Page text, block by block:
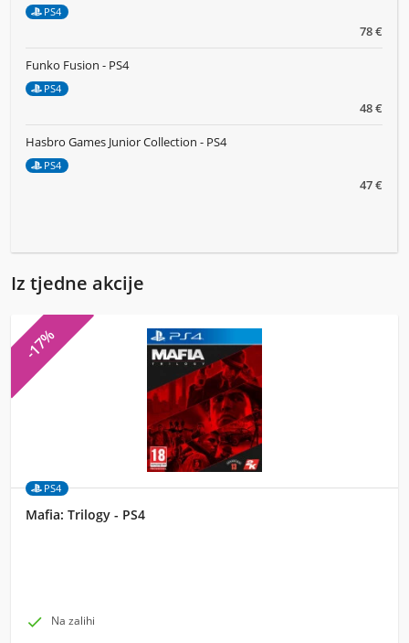
78 €
PS4
48 €
Funko Fusion - PS4
PS4
47 €
Hasbro Games Junior Collection - PS4
PS4
Iz tjedne akcije
-17%
PS4
Mafia: Trilogy - PS4
 Na zalihi